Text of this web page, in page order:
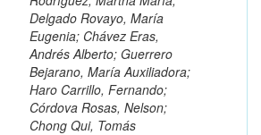
Delgado Rovayo, María
Eugenia; Chávez Eras,
Andrés Alberto; Guerrero
Bejarano, María Auxiliadora;
Haro Carrillo, Fernando;
Córdova Rosas, Nelson;
Chong Qui, Tomás